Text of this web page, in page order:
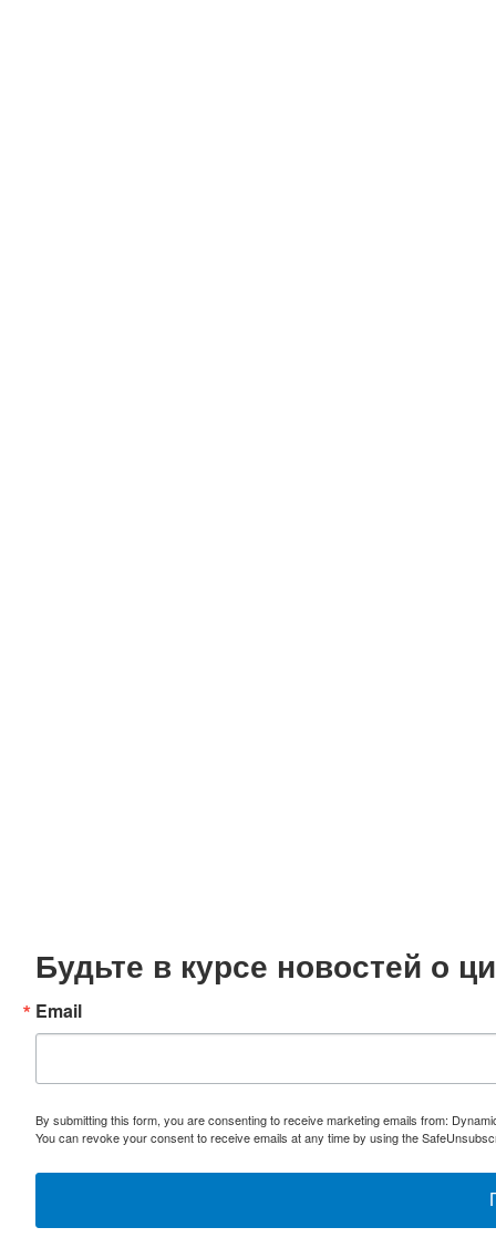
Будьте в курсе новостей о
Email
By submitting this form, you are consenting to receive marketing emails from:
You can revoke your consent to receive emails at any time by using the